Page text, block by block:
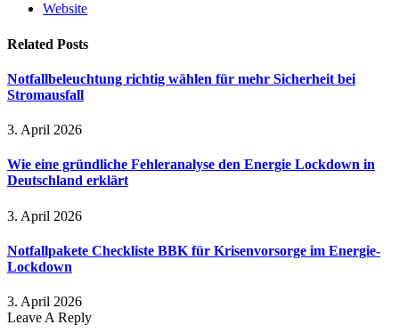
Website
Related Posts
Notfallbeleuchtung richtig wählen für mehr Sicherheit bei
Stromausfall
3. April 2026
Wie eine gründliche Fehleranalyse den Energie Lockdown in
Deutschland erklärt
3. April 2026
Notfallpakete Checkliste BBK für Krisenvorsorge im Energie-
Lockdown
3. April 2026
Leave A Reply